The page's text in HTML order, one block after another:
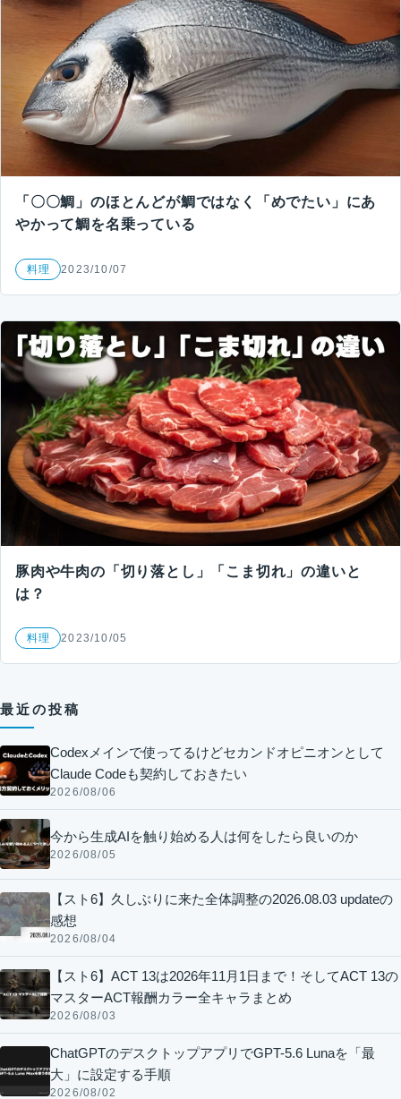
「〇〇鯛」のほとんどが鯛ではなく「めでたい」にあ
やかって鯛を名乗っている
料理 2023/10/07
豚肉や牛肉の「切り落とし」「こま切れ」の違いと
は？
料理 2023/10/05
最近の投稿
Codexメインで使ってるけどセカンドオピニオンとして
Claude Codeも契約しておきたい
2026/08/06
今から生成AIを触り始める人は何をしたら良いのか
2026/08/05
【スト6】久しぶりに来た全体調整の2026.08.03 updateの
感想
2026/08/04
【スト6】ACT 13は2026年11月1日まで！そしてACT 13の
マスターACT報酬カラー全キャラまとめ
2026/08/03
ChatGPTのデスクトップアプリでGPT-5.6 Lunaを「最
大」に設定する手順
2026/08/02